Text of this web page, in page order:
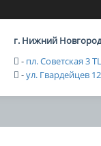
г. Нижний Новгород
- пл. Советская 3
-ул. Гвардейцев